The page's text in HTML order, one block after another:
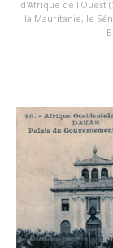
d'Afrique de l'Ouest
la Mauritanie, le